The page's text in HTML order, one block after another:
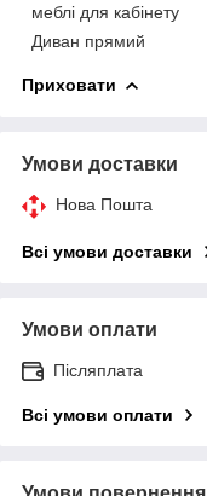
меблі для кабінету
Диван прямий
Приховати
Умови доставки
Нова Пошта
Всі умови доставки
Умови оплати
Післяплата
Всі умови оплати